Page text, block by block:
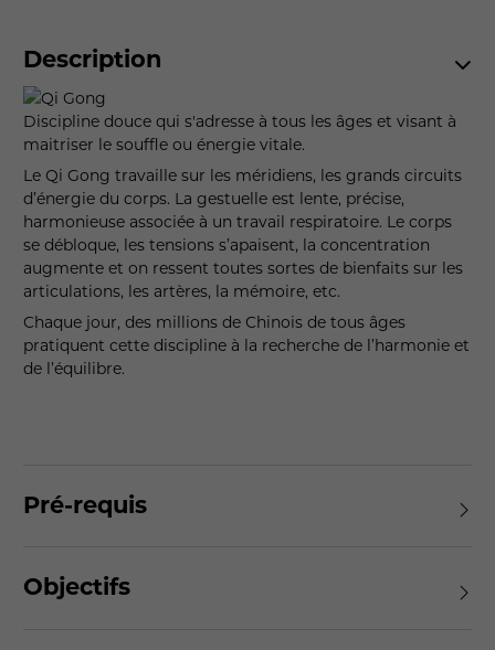
Description
Discipline douce qui s'adresse à tous les âges et visant à
maitriser le souffle ou énergie vitale.
Le Qi Gong travaille sur les méridiens, les grands circuits
d’énergie du corps. La gestuelle est lente, précise,
harmonieuse associée à un travail respiratoire. Le corps
se débloque, les tensions s’apaisent, la concentration
augmente et on ressent toutes sortes de bienfaits sur les
articulations, les artères, la mémoire, etc.
Chaque jour, des millions de Chinois de tous âges
pratiquent cette discipline à la recherche de l’harmonie et
de l’équilibre.
Pré-requis
Objectifs